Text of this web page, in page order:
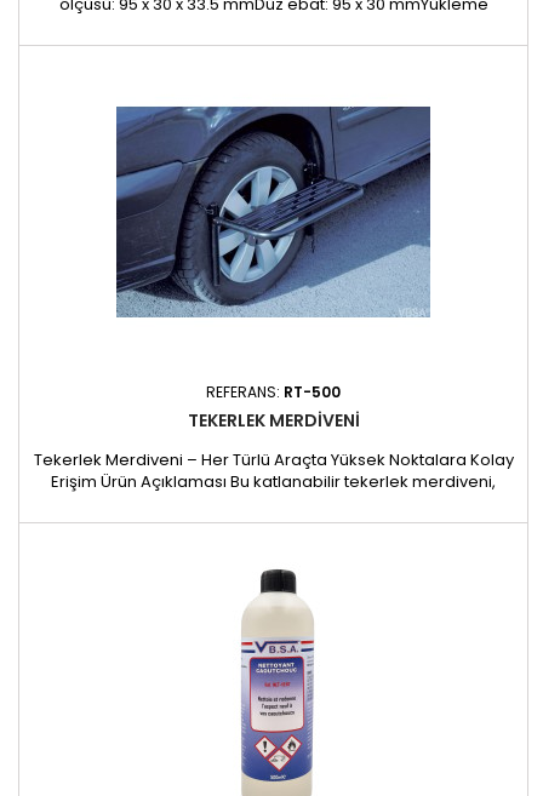
REFERANS: RT-500
TEKERLEK MERDIVENI
Tekerlek Merdiveni – Her Türlü Araçta Yüksek Noktalara Kolay
Erişim Ürün Açıklaması Bu katlanabilir tekerlek merdiveni,
rahatça çalışmak için ideal bir çözümdür. Akıllı tasarımı
boyutuna bağlı olarak 30 ila 50 cm yüksekliğinde çalışma...